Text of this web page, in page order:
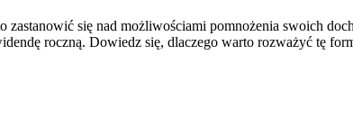
się nad możliwościami pomnożenia swoich
roczną. Dowiedz się, dlaczego warto rozważyć tę